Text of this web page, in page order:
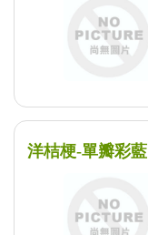
洋桔梗-單瓣彩藍